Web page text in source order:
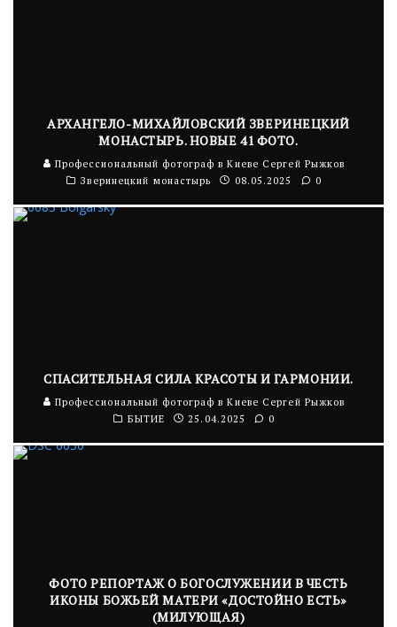
АРХАНГЕЛО-МИХАЙЛОВСКИЙ ЗВЕРИНЕЦКИЙ
МОНАСТЫРЬ. НОВЫЕ 41 ФОТО.
Профессиональный фотограф в Киеве Сергей Рыжков
Зверинецкий монастырь
08.05.2025 0
СПАСИТЕЛЬНАЯ СИЛА КРАСОТЫ И ГАРМОНИИ.
Профессиональный фотограф в Киеве Сергей Рыжков
БЫТИЕ
25.04.2025 0
ФОТО РЕПОРТАЖ О БОГОСЛУЖЕНИИ В ЧЕСТЬ
ИКОНЫ БОЖЬЕЙ МАТЕРИ «ДОСТОЙНО ЕСТЬ»
(МИЛУЮЩАЯ)